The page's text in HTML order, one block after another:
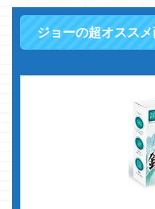
ジョーの超オスス